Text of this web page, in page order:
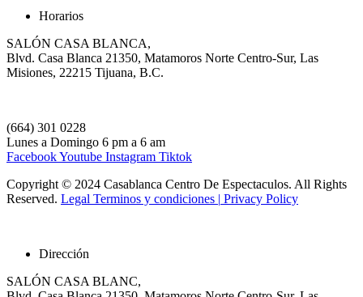
Horarios
SALÓN CASA BLANCA,
Blvd. Casa Blanca 21350, Matamoros Norte Centro-Sur, Las
Misiones, 22215 Tijuana, B.C.
(664) 301 0228
Lunes a Domingo 6 pm a 6 am
FacebookYoutube Instagram Tiktok
Copyright © 2024 Casablanca Centro De Espectaculos. All Rights
Reserved. Legal Terminos y condiciones | Privacy Policy
Dirección
SALÓN CASA BLANC,